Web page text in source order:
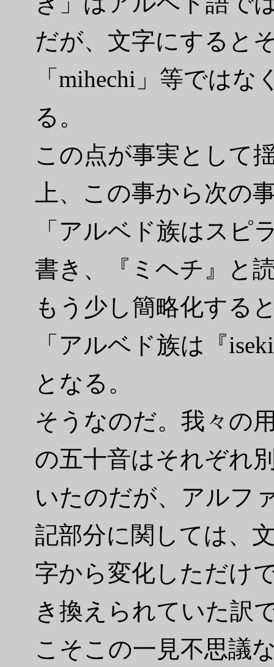
だが、文字にすると
「mihechi」等では
る。
この点が事実として
上、この事から次の
「アルベド族はスピ
書き、『ミヘチ』と
もう少し簡略化する
「アルベド族は『
となる。
そうなのだ。我々の
の五十音はそれぞれ
いたのだが、アルフ
記部分に関しては、
字から変化しただけ
き換えられていた訳
こそこの一見不思議